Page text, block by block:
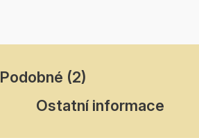
Podobné (2)
Ostatní informace